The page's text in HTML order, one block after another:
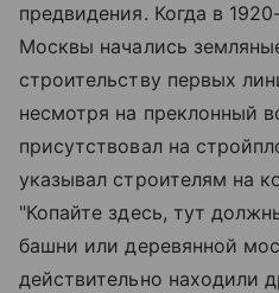
предвидения. Когда в
Москвы начались
строительству первых
несмотря на преклонный
присутствовал на
указывал строителям на
"Копайте здесь, тут
башни или деревянной
действительно находили